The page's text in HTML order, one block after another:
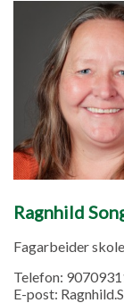
Ragnhild
Fagarbeider
Telefon:
E-post: